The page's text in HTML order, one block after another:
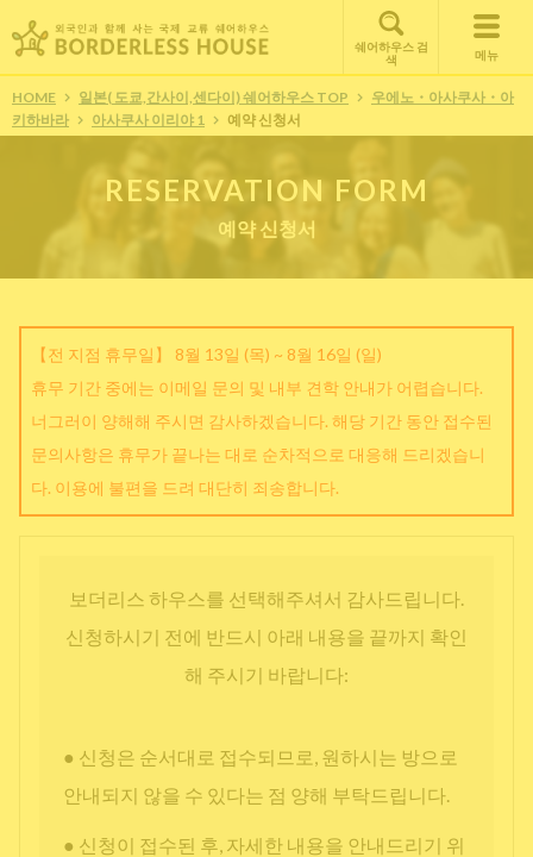
쉐어하우스 검
색
메뉴
HOME 일본( 도쿄,간사이,센다이) 쉐어하우스 TOP
우에노・아사쿠사・아
키하바라
아사쿠사 이리야 1 예약 신청서
RESERVATION FORM
예약 신청서
【전 지점 휴무일】 8월 13일 (목) ~ 8월 16일 (일)
휴무 기간 중에는 이메일 문의 및 내부 견학 안내가 어렵습니다.
너그러이 양해해 주시면 감사하겠습니다. 해당 기간 동안 접수된
문의사항은 휴무가 끝나는 대로 순차적으로 대응해 드리겠습니
다. 이용에 불편을 드려 대단히 죄송합니다.
보더리스 하우스를 선택해주셔서 감사드립니다.
신청하시기 전에 반드시 아래 내용을 끝까지 확인
해 주시기 바랍니다:
● 신청은 순서대로 접수되므로, 원하시는 방으로
안내되지 않을 수 있다는 점 양해 부탁드립니다.
● 신청이 접수된 후, 자세한 내용을 안내드리기 위